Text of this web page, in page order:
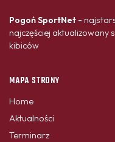
Pogoń SportNet -
najczęściej aktualizowany
kibiców
MAPA STRONY
Home
Aktualności
Terminarz